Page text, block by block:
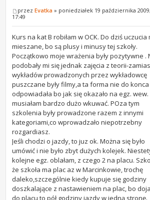
przezEvatka » poniedziałek 19 października 2009,
17:49
Kurs na kat B robiłam w OCK. Do dziś uczucia
mieszane, bo są plusy i minusy tej szkoły.
Początkowo moje wrażenia były pozytywne .
podobały mi się jednak zajęcia z teorii-
wykładów prowadzonych przez wykładowcę
puszczane były filmy,a ta forma nie do konca
odpowiadała bo jak się okazało na egz. wew.
musiałam bardzo dużo wkuwać. POza tym
szkolenia były prowadzone razem z innymi
kategoriami,co wprowadzało niepotrzebny
rozgardiasz.
Jeśli chodzi o jazdy, to juz ok. Można się było
umówić i nie było zbyt dużych kolejek.
kolejne egz. oblałam, z czego 2 na placu.
że szkoła ma plac az w Marcinkowie, trochę
daleko,szczególnie kiedy kupuje się godziny
doszkalające z nastawieniem na plac, bo
do placu to pół godziny jazdy w jedną stronę.